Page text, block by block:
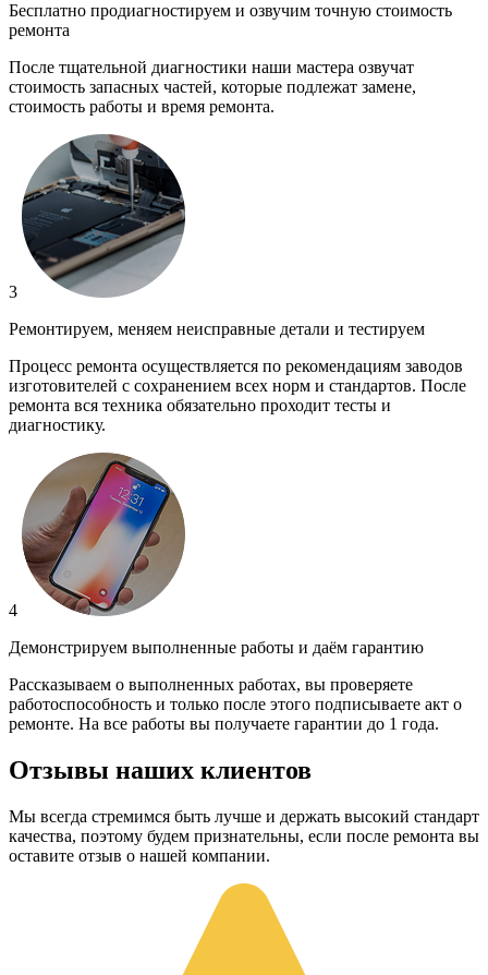
Бесплатно продиагностируем и озвучим точную стоимость
ремонта
После тщательной диагностики наши мастера озвучат
стоимость запасных частей, которые подлежат замене,
стоимость работы и время ремонта.
3
Ремонтируем, меняем неисправные детали и тестируем
Процесс ремонта осуществляется по рекомендациям заводов
изготовителей с сохранением всех норм и стандартов. После
ремонта вся техника обязательно проходит тесты и
диагностику.
4
Демонстрируем выполненные работы и даём гарантию
Рассказываем о выполненных работах, вы проверяете
работоспособность и только после этого подписываете акт о
ремонте. На все работы вы получаете гарантии до 1 года.
Отзывы наших клиентов
Мы всегда стремимся быть лучше и держать высокий стандарт
качества, поэтому будем признательны, если после ремонта вы
оставите отзыв о нашей компании.